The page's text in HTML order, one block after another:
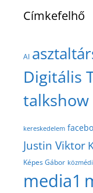
Címkefelhő
AI
Digitális
kereskedelem
Justin Viktor
Képes Gábor
media1